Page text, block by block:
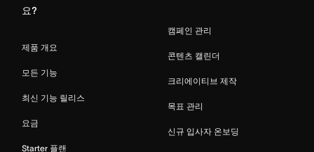
요?
제품 개요
모든 기능
최신 기능 릴리스
요금
Starter 플랜
캠페인 관리
콘텐츠 캘린더
크리에이티브 제작
목표 관리
신규 입사자 온보딩